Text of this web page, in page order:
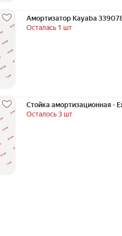
Амортизатор Kayaba
Осталась 1 шт
Стойка амортизационная -
Осталось 3 шт